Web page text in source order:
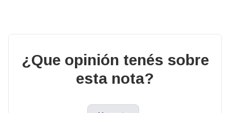
¿Que opinión tenés sobre
esta nota?